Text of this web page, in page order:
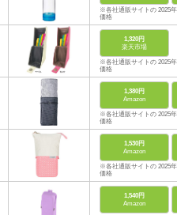
※各社通販サイトの 2025
価格
1,320円
楽天市場
※各社通販サイトの 2025
価格
1,380円
Amazon
※各社通販サイトの 2025
価格
1,530円
Amazon
※各社通販サイトの 2025
価格
1,540円
Amazon